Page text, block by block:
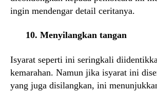
ingin mendengar detail ceritanya.
10. Menyilangkan tangan
Isyarat seperti ini seringkali
kemarahan. Namun jika isyarat ini
yang juga disilangkan, ini